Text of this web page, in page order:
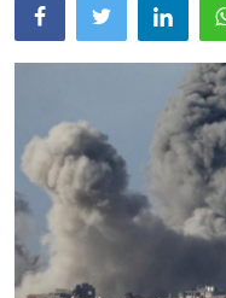
Olahraga
Nasional
Lainya